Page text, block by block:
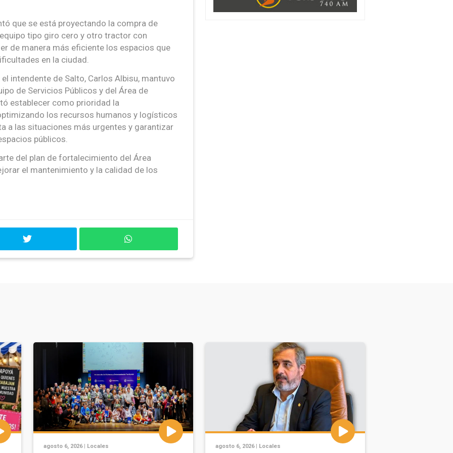
que se está proyectando la compra de
tipo giro cero y otro tractor con
de manera más eficiente los espacios que
en la ciudad.
intendente de Salto, Carlos Albisu, mantuvo
de Servicios Públicos y del Área de
establecer como prioridad la
los recursos humanos y logísticos
a las situaciones más urgentes y garantizar
públicos.
del plan de fortalecimiento del Área
el mantenimiento y la calidad de los
agosto 6, 2026 | Locales agosto 6, 2026 | Locales